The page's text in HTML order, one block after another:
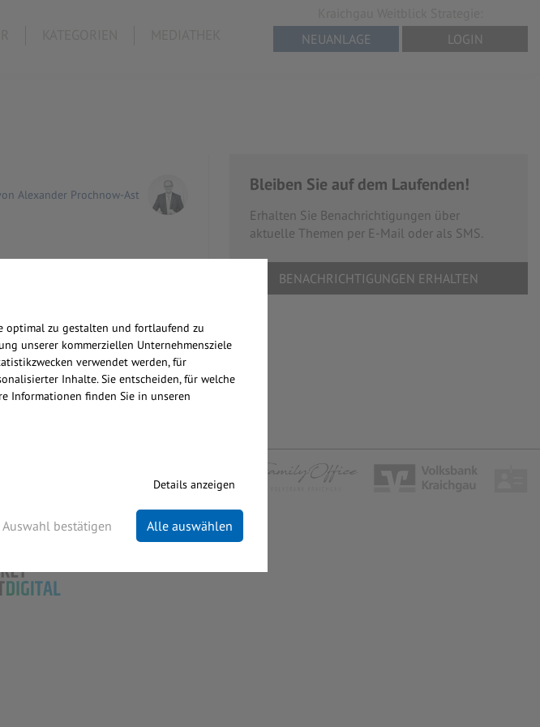
NEUANLAGE
LOGIN
Alexander Prochnow-Ast Bleiben Sie auf dem Laufenden!
Erhalten Sie Benachrichtigungen über
aktuelle Themen per E-Mail oder als SMS.
BENACHRICHTIGUNGEN ERHALTEN
UND HOSTING:
optimal zu gestalten und fortlaufend zu
unserer kommerziellen Unternehmensziele
verwendet werden, für
Inhalte. Sie entscheiden, für welche
Informationen finden Sie in unseren
Details anzeigen
Auswahl bestätigen Alle auswählen